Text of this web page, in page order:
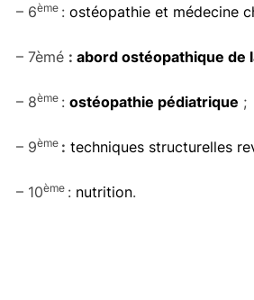
– 6ème : ostéopathie et médecine
– 7èmé : abord ostéopathique de
– 8ème : ostéopathie pédiatrique ;
– 9ème : techniques structurelles
– 10ème : nutrition.